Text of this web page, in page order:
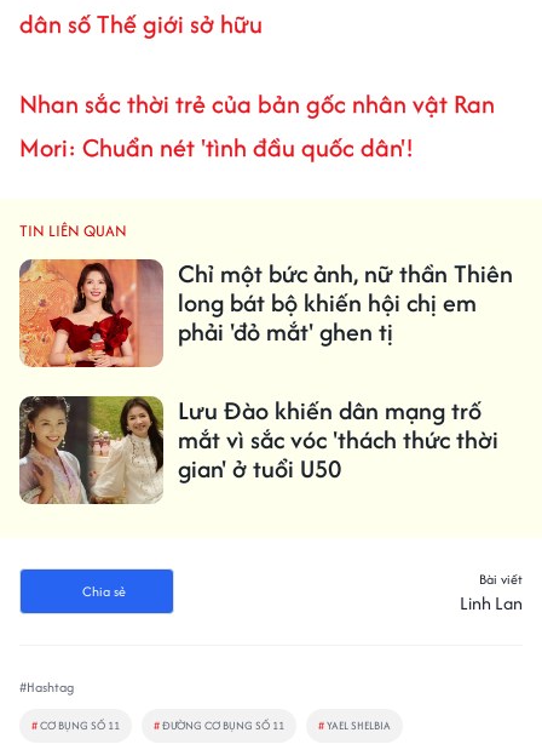
dân số Thế giới sở hữu
Nhan sắc thời trẻ của bản gốc nhân vật Ran
Mori: Chuẩn nét 'tình đầu quốc dân'!
TIN LIÊN QUAN
Chỉ một bức ảnh, nữ thần Thiên
long bát bộ khiến hội chị em
phải 'đỏ mắt' ghen tị
Lưu Đào khiến dân mạng trố
mắt vì sắc vóc 'thách thức thời
gian' ở tuổi U50
Chia sẻ
Bài viết
Linh Lan
#Hashtag
#CƠ BỤNG SỐ 11 #ĐƯỜNG CƠ BỤNG SỐ 11 #YAEL SHELBIA